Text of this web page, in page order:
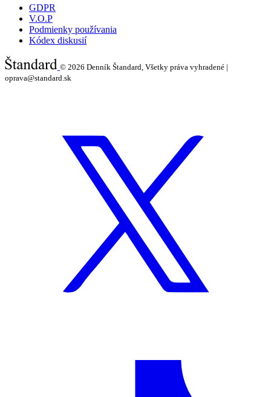
GDPR
V.O.P
Podmienky používania
Kódex diskusií
© 2026 Denník Štandard, Všetky práva vyhradené |
oprava@standard.sk